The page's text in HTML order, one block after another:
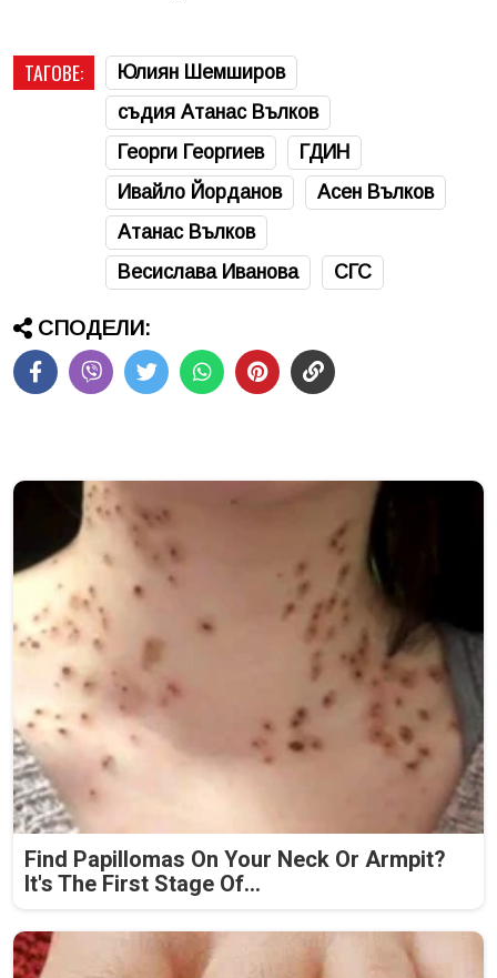
ТАГОВЕ:
Юлиян Шемширов
съдия Атанас Вълков
Георги Георгиев
ГДИН
Ивайло Йорданов
Асен Вълков
Атанас Вълков
Весислава Иванова
СГС
СПОДЕЛИ:
Find Papillomas On Your Neck Or Armpit?
It's The First Stage Of...